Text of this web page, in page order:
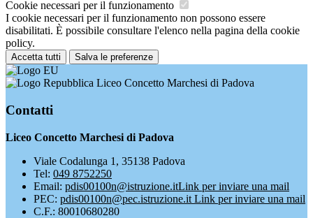
Cookie necessari per il funzionamento
I cookie necessari per il funzionamento non possono essere
disabilitati. È possibile consultare l'elenco nella pagina della cookie
policy.
Accetta tutti Salva le preferenze
Liceo Concetto Marchesi di Padova
Contatti
Liceo Concetto Marchesi di Padova
Viale Codalunga 1, 35138 Padova
Tel: 049 8752250
Email: pdis00100n@istruzione.itLink per inviare una mail
PEC: pdis00100n@pec.istruzione.it Link per inviare una mail
C.F.: 80010680280